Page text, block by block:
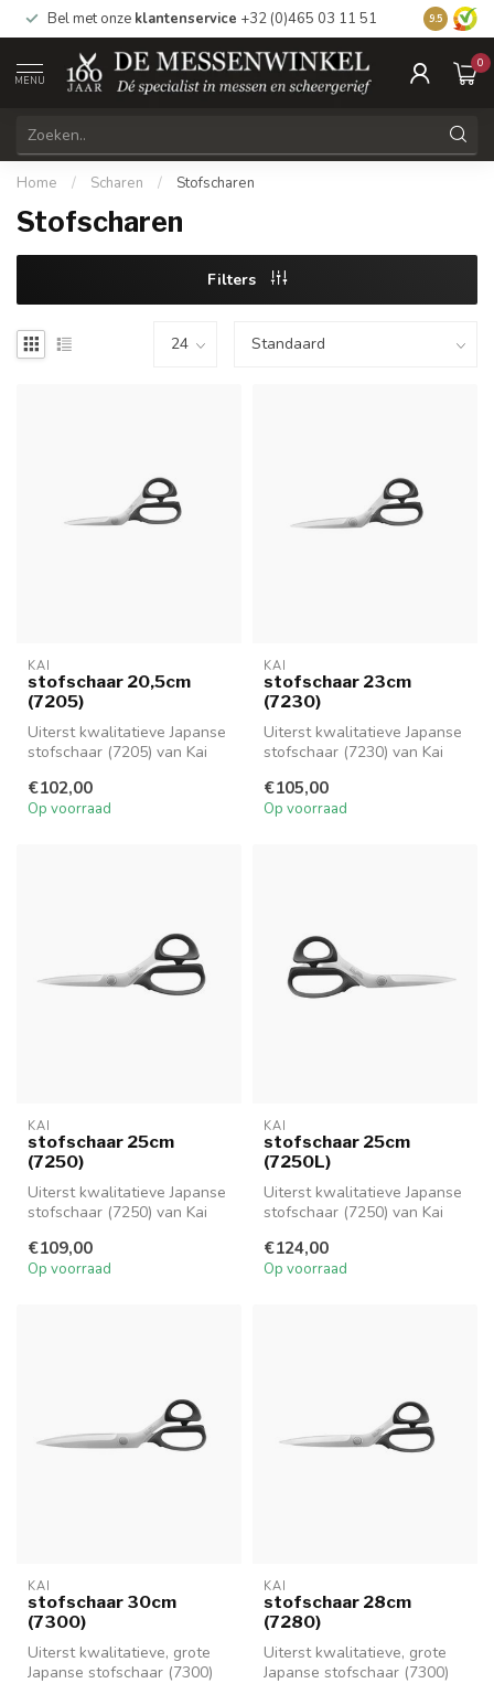
Bel met onze klantenservice +32 (0)465 03 11 51 Bezoek
9.5
MENU
0
Home / Scharen / Stofscharen
Stofscharen
Filters
KAI
stofschaar 20,5cm
(7205)
Uiterst kwalitatieve Japanse
stofschaar (7205) van Kai
€102,00
Op voorraad
KAI
stofschaar 23cm
(7230)
Uiterst kwalitatieve Japanse
stofschaar (7230) van Kai
€105,00
Op voorraad
KAI
stofschaar 25cm
(7250)
Uiterst kwalitatieve Japanse
stofschaar (7250) van Kai
€109,00
Op voorraad
KAI
stofschaar 25cm
(7250L)
Uiterst kwalitatieve Japanse
stofschaar (7250) van Kai
€124,00
Op voorraad
KAI
stofschaar 30cm
(7300)
Uiterst kwalitatieve, grote
Japanse stofschaar (7300)
KAI
stofschaar 28cm
(7280)
Uiterst kwalitatieve, grote
Japanse stofschaar (7300)